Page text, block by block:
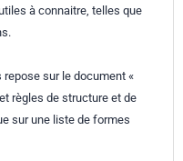
à connaitre, telles que
sur le document «
règles de structure et de
sur une liste de formes